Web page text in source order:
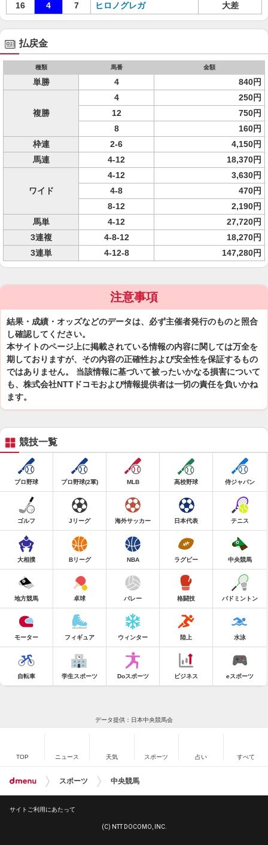
16
4 7 ヒロノグレガ 大差
払戻金
種類 馬番 金額
単勝 4 840円
複勝
4
250円
12
750円
8
160円
枠連
2-6
4,150円
馬連
4-12 18,370円
ワイド
4-12
3,630円
4-8
470円
8-12
2,190円
馬単
4-12
27,720円
3連複
4-8-12
18,270円
3連単
4-12-8 147,280円
注意事項
結果・成績・オッズなどのデータは、必ず主催者発行のものと照合
し確認してください。
本サイトのページ上に掲載されている情報の内容に関しては万全を
期しておりますが、その内容の正確性および安全性を保証するもの
ではありません。 当該情報に基づいて被ったいかなる損害について
も、株式会社NTTドコモおよび情報提供者は一切の責任を負いかね
ます。
競技一覧
プロ野球 プロ野球(2軍) MLB 高校野球 侍ジャパン
ゴルフ Jリーグ 海外サッカー 日本代表 テニス
大相撲 Bリーグ NBA ラグビー 中央競馬
地方競馬 卓球 バレー 格闘技 バドミントン
モーター フィギュア ウィンター 陸上 水泳
自転車 学生スポーツ Doスポーツ ビジネス eスポーツ
データ提供：日本中央競馬会
TOP ニュース 天気 スポーツ 占い すべて
スポーツ 中央競馬
サイトご利用にあたって
(C) NTT DOCOMO, INC.